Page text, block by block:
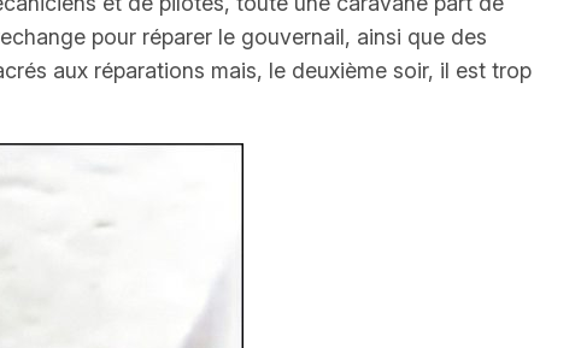
pour réparer le gouvernail, ainsi que des
aux réparations mais, le deuxième soir, il est trop